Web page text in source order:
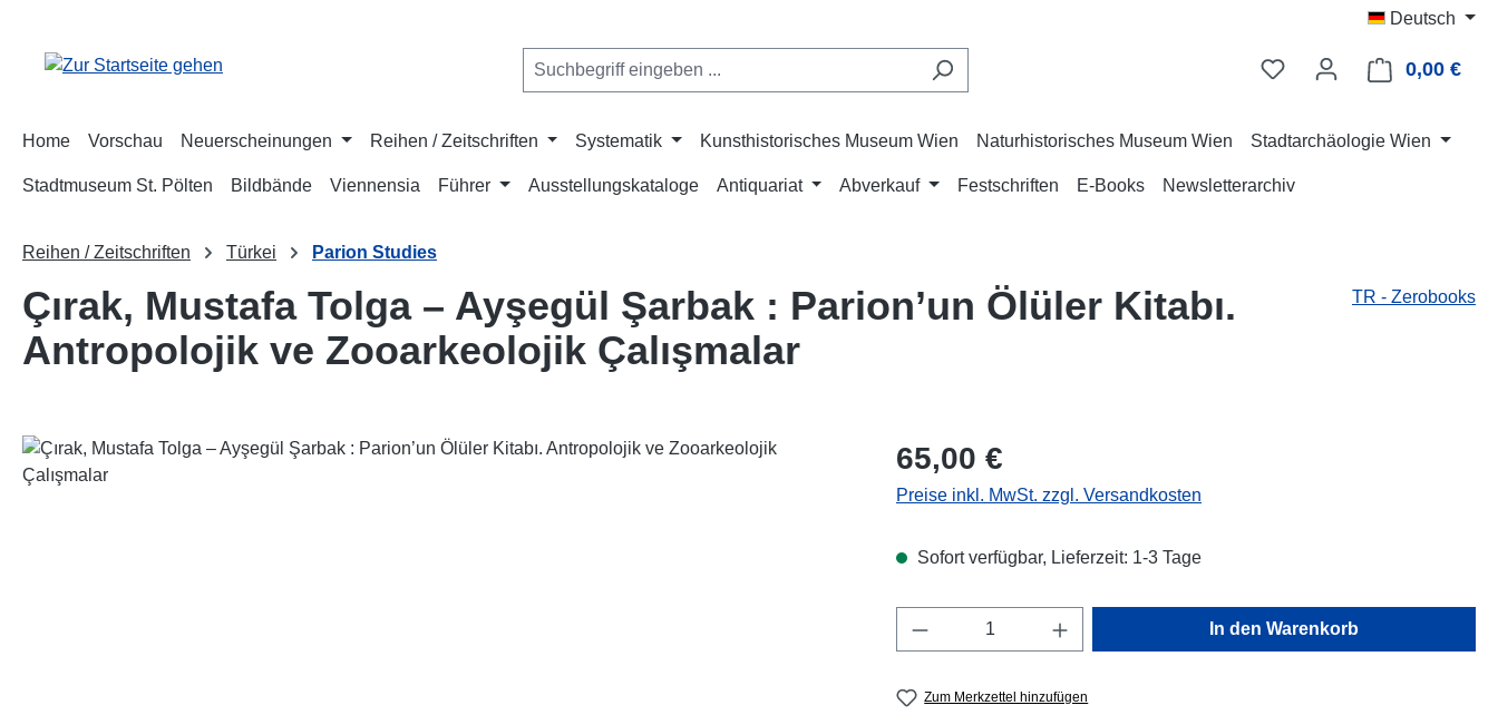
Deutsch
0,00 €
Home Vorschau Neuerscheinungen Reihen / Zeitschriften Systematik Kunsthistorisches Museum Wien Naturhistorisches Museum Wien Stadtarchäologie Wien
Stadtmuseum St. Pölten Bildbände Viennensia Führer Ausstellungskataloge Antiquariat Abverkauf Festschriften E-Books Newsletterarchiv
Reihen / Zeitschriften Türkei Parion Studies
Çırak, Mustafa Tolga – Ayşegül Şarbak : Parion’un Ölüler Kitabı.
Antropolojik ve Zooarkeolojik Çalışmalar
TR - Zerobooks
Bildergalerie überspringen Regulärer Preis:
65,00 €
Preise inkl. MwSt. zzgl. Versandkosten
Sofort verfügbar, Lieferzeit: 1-3 Tage
Produkt Anzahl: Gib den gewünschten Wert ein
In den Warenkorb
Zum Merkzettel hinzufügen